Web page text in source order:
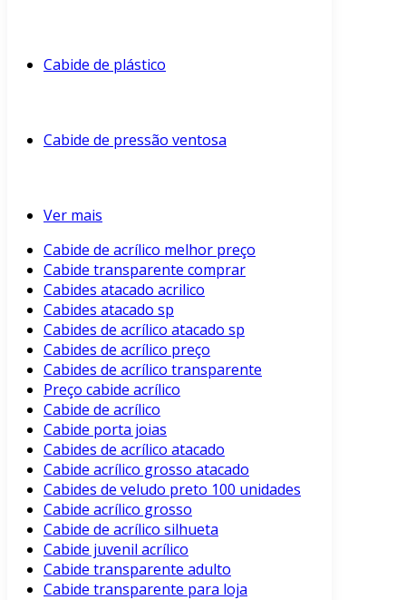
Cabide de plástico
Cabide de pressão ventosa
Ver mais
Cabide de acrílico melhor preço
Cabide transparente comprar
Cabides atacado acrilico
Cabides atacado sp
Cabides de acrílico atacado sp
Cabides de acrílico preço
Cabides de acrílico transparente
Preço cabide acrílico
Cabide de acrílico
Cabide porta joias
Cabides de acrílico atacado
Cabide acrílico grosso atacado
Cabides de veludo preto 100 unidades
Cabide acrílico grosso
Cabide de acrílico silhueta
Cabide juvenil acrílico
Cabide transparente adulto
Cabide transparente para loja